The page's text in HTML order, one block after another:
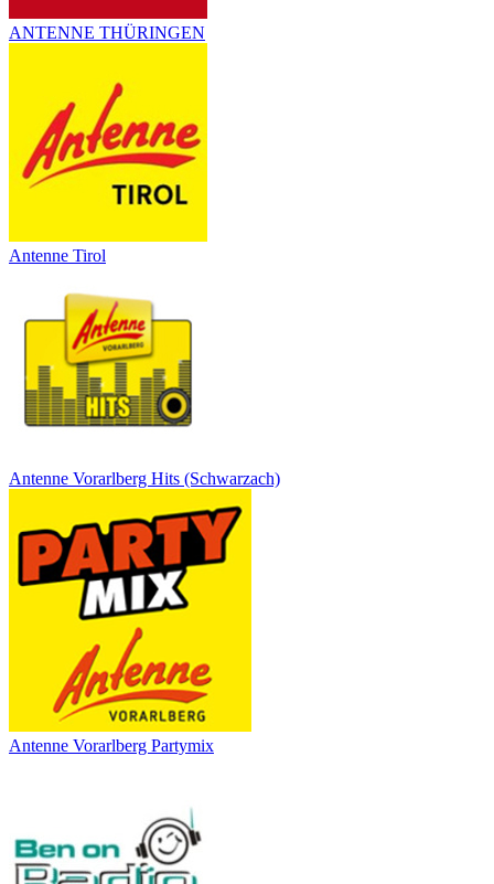
ANTENNE THÜRINGEN
Antenne Tirol
Antenne Vorarlberg Hits (Schwarzach)
Antenne Vorarlberg Partymix